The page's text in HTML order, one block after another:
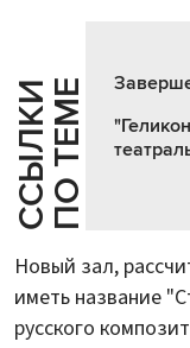
С
С
Ы
Л
К
И
П
О
Т
Е
МЕ
Новый зал,
иметь название
русского